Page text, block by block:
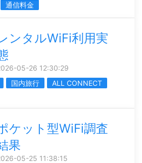
通信料金
ンタルWiFi利用実
05-26 12:30:29
国内旅行
ALL CONNECT
ケット型WiFi調査
果
05-25 11:38:15